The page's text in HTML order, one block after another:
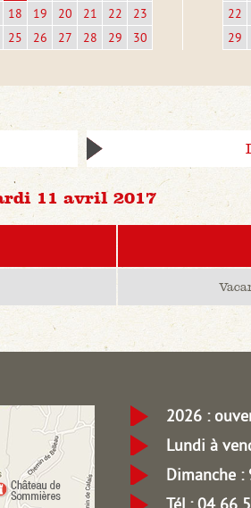
18 19 20 21 22
23
25 26 27 28 29 30
22
29
11 avril 2017
2026 :
Lundi à
Dimanche :